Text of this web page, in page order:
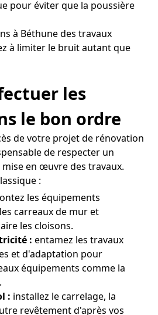
pour éviter que la poussière
à Béthune des travaux
à limiter le bruit autant que
les
le bon ordre
de votre projet de rénovation
de respecter un
en œuvre des travaux.
:
les équipements
carreaux de mur et
les cloisons.
: entamez les travaux
et d'adaptation pour
équipements comme la
: installez le carrelage, la
revêtement d'après vos